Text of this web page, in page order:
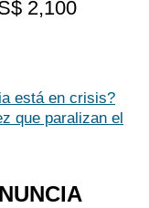
2,100
está en crisis?
que paralizan el